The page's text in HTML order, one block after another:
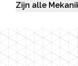
Zijn alle
Footer